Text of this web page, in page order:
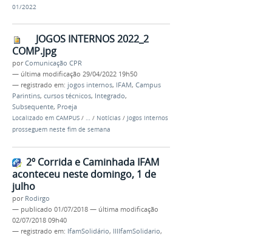
01/2022
JOGOS INTERNOS 2022_2
COMP.jpg
porComunicação CPR
— última modificação 29/04/2022 19h50
— registrado em: jogos internos, IFAM, Campus
Parintins, cursos técnicos, Integrado,
Subsequente, Proeja
Localizado em CAMPUS / … / Notícias / Jogos Internos
prosseguem neste fim de semana
2º Corrida e Caminhada IFAM
aconteceu neste domingo, 1 de
julho
por Rodirgo
— publicado 01/07/2018 — última modificação
02/07/2018 09h40
— registrado em: IfamSolidário, IIIIfamSolidario,